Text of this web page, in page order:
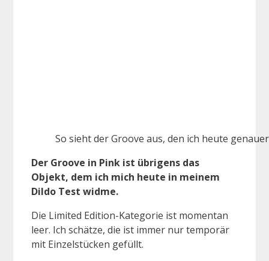
So sieht der Groove aus, den ich heute
Der Groove in Pink ist übrigens das
Objekt, dem ich mich heute in meinem
Dildo Test widme.
Die Limited Edition-Kategorie ist momentan
leer. Ich schätze, die ist immer nur temporär
mit Einzelstücken gefüllt.